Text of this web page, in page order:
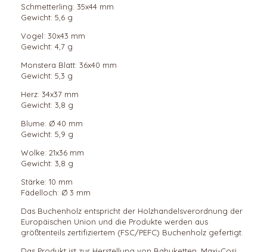
Schmetterling: 35x44 mm
Gewicht: 5,6 g
Vogel: 30x43 mm
Gewicht: 4,7 g
Monstera Blatt: 36x40 mm
Gewicht: 5,3 g
Herz: 34x37 mm
Gewicht: 3,8 g
Blume: Ø 40 mm
Gewicht: 5,9 g
Wolke: 21x36 mm
Gewicht: 3,8 g
Stärke: 10 mm
Fädelloch: Ø 3 mm
Das Buchenholz entspricht der Holzhandelsverordnung der
Europäischen Union und die Produkte werden aus
größtenteils zertifiziertem (FSC/PEFC) Buchenholz gefertigt.